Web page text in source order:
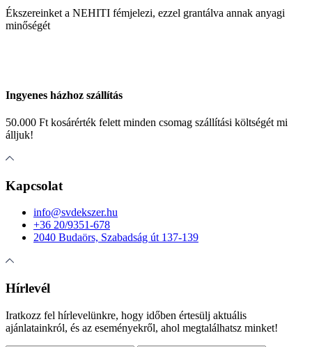
Ékszereinket a NEHITI fémjelezi, ezzel grantálva annak anyagi
minőségét
Ingyenes házhoz szállítás
50.000 Ft kosárérték felett minden csomag szállítási költségét mi
álljuk!
Kapcsolat
info@svdekszer.hu
+36 20/9351-678
2040 Budaörs, Szabadság út 137-139
Hírlevél
Iratkozz fel hírlevelünkre, hogy időben értesülj aktuális
ajánlatainkról, és az eseményekről, ahol megtalálhatsz minket!